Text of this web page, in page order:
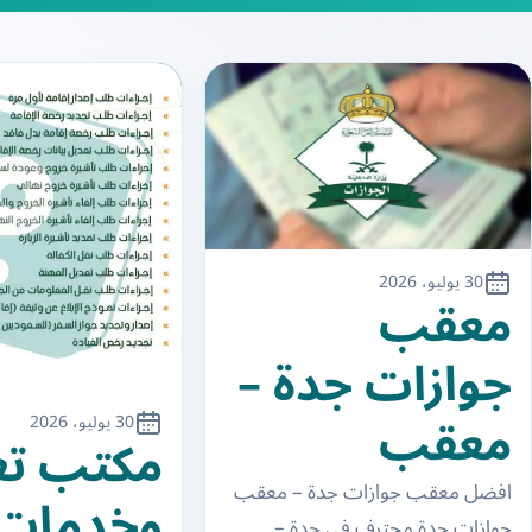
30 يوليو، 2026
معقب
جوازات جدة –
معقب
جوازات جدة
افضل معقب جوازات جدة – معقب
30 يوليو، 2026
مكتب